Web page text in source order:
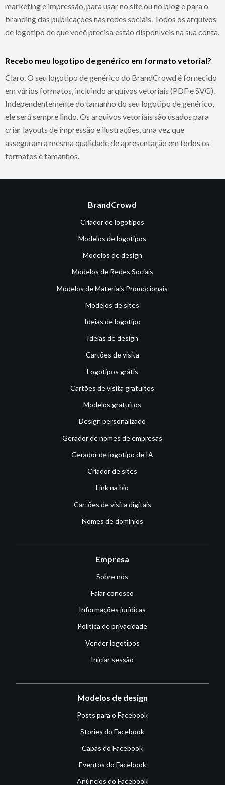
marketing e impressão, para usar no site ou no blog e para o
branding das publicações nas redes sociais. Todos os arquivos
de logotipo de que você precisa estão disponíveis na sua conta.
Recebo meu logotipo de genérico em formato vetorial?
Claro. O seu logotipo de genérico do BrandCrowd é fornecido
em vários formatos, incluindo arquivos vetoriais (PDF e SVG).
Independentemente do tamanho do seu logotipo de genérico,
ele será sempre lindo. Os arquivos vetoriais são usados para
criar layouts de impressão e ilustrações, uma vez que
asseguram a mesma qualidade de apresentação em todos os
formatos e tamanhos.
BrandCrowd
Criador de logotipos
Modelos de logotipos
Modelos de design
Modelos de Redes Sociais
Modelos de Materiais Promocionais
Modelos de sites
Ideias de logotipo
Ideias de design
Cartões de visita
Logotipos grátis
Cartões de visita gratuitos
Modelos gratuitos
Design personalizado
Gerador de nomes de empresas
Gerador de logotipo de IA
Criador de sites
Link na bio
Cartões de visita digitais
Nomes de domínios
Empresa
Sobre nós
Falar conosco
Informações jurídicas
Política de privacidade
Vender logotipos
Iniciar sessão
Modelos de design
Posts para o Facebook
Stories do Facebook
Capas do Facebook
Eventos do Facebook
Anúncios do Facebook